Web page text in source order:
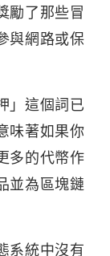
勵了那些冒
與網路或保
」這個詞已
味著如果你
多的代幣作
並為區塊鏈
系統中沒有